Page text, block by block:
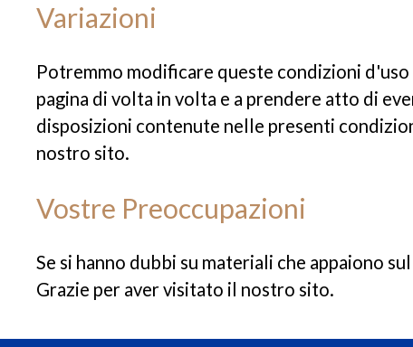
Variazioni
Potremmo modificare queste condizioni
pagina di volta in volta e a prendere atto di
disposizioni contenute nelle presenti
nostro sito.
Vostre Preoccupazioni
Se si hanno dubbi su materiali che appaiono
Grazie per aver visitato il nostro sito.